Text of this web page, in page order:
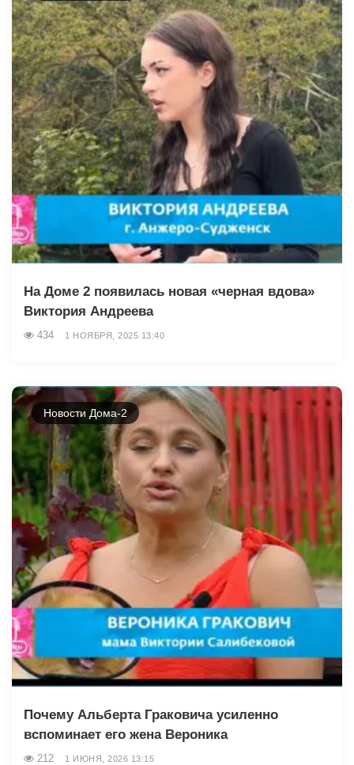
На Доме 2 появилась новая «черная вдова»
Виктория Андреева
434 1 НОЯБРЯ, 2025 13:40
Новости Дома-2
Почему Альберта Граковича усиленно
вспоминает его жена Вероника
212 1 ИЮНЯ, 2026 13:15